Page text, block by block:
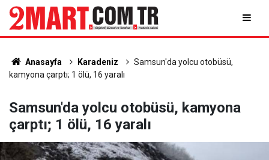
Anasayfa Karadeniz
Samsun'da yolcu otobüsü,
kamyona çarptı; 1 ölü, 16 yaralı
Samsun'da yolcu otobüsü, kamyona
çarptı; 1 ölü, 16 yaralı